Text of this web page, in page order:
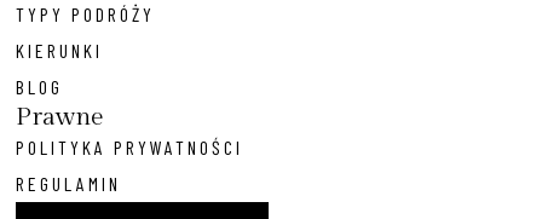
TYPY PODRÓŻY
KIERUNKI
BLOG
Prawne
POLITYKA PRYWATNOŚCI
REGULAMIN